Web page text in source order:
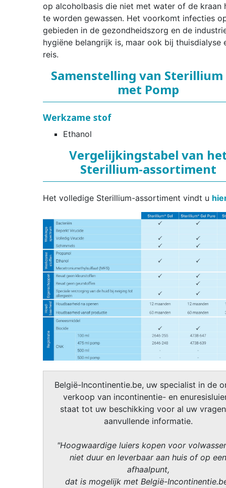
op alcoholbasis die niet met water of de kraan
te worden gewassen. Het voorkomt infecties
gebieden in de gezondheidszorg en de
hygiëne belangrijk is, maar ook bij thuisdialyse
reis.
Samenstelling van Sterillium
met Pomp
Werkzame stof
Ethanol
Vergelijkingstabel van
Sterillium-assortiment
Het volledige Sterillium-assortiment vindt u
België-Incontinentie.be, uw specialist in de
verkoop van incontinentie- en
staat tot uw beschikking voor al uw
aanvullende informatie.
"Hoogwaardige luiers kopen voor
niet duur en leverbaar aan huis of op een
afhaalpunt,
dat is mogelijk met België-